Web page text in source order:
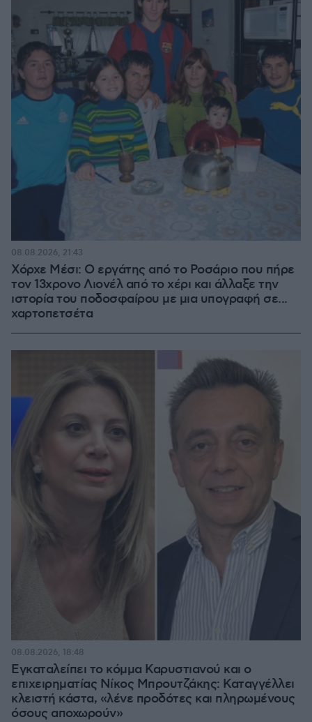
Χόρχε Μέσι: Ο εργάτης από το Ροσάριο που πήρε
τον 13χρονο Λιονέλ από το χέρι και άλλαξε την
ιστορία του ποδοσφαίρου με μια υπογραφή σε...
χαρτοπετσέτα
08.08.2026, 21:43
Εγκαταλείπει το κόμμα Καρυστιανού και ο
επιχειρηματίας Νίκος Μπρουτζάκης: Καταγγέλλει
κλειστή κάστα, «λένε προδότες και πληρωμένους
όσους αποχωρούν»
08.08.2026, 18:48